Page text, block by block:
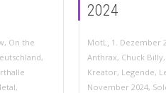
, On the
,
,
2024
MotL , 1. Dezember
Anthrax, Chuck Billy,
Kreator, Legende,
November 2024,